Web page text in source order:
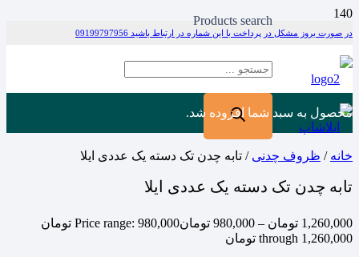
در صورت بروز مشکل در پرداخت با این شماره در ارتباط باشید 09199797956
Products search
محصول به سبد شما افزوده شد.
خانه / ظروف چدنی / تابه چدن تک دسته یک عددی ایلا
تابه چدن تک دسته یک عددی ایلا
1,260,000 تومان –
980,000 تومان
Price range: 980,000 تومان
through 1,260,000 تومان